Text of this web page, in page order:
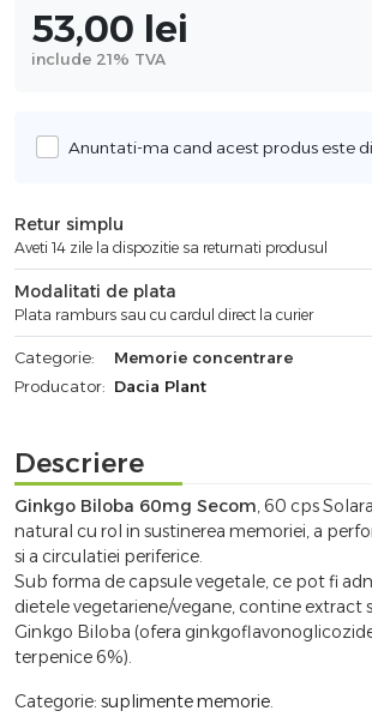
53,00 lei
include 21% TVA
Anuntati-ma cand acest produs este
Retur simplu
Aveti 14 zile la dispozitie sa returnati produsul
Modalitati de plata
Plata ramburs sau cu cardul direct la curier
Categorie:
Memorie concentrare
Producator: Dacia Plant
Descriere
Ginkgo Biloba 60mg Secom, 60 cps
natural cu rol in sustinerea memoriei, a
si a circulatiei periferice.
Sub forma de capsule vegetale, ce pot fi
dietele vegetariene/vegane, contine extract
Ginkgo Biloba (ofera
terpenice 6%).
Categorie: suplimente memorie.